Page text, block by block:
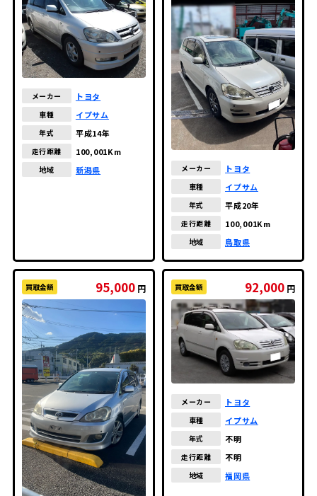
メーカー トヨタ
車種 イプサム
年式 平成14年
走行距離 100,001Km
地域 新潟県 メーカー トヨタ
車種 イプサム
年式 平成20年
走行距離 100,001Km
地域 鳥取県
買取金額 95,000 円 買取金額 92,000 円
メーカー トヨタ
車種 イプサム
年式 不明
走行距離 不明
地域 福岡県